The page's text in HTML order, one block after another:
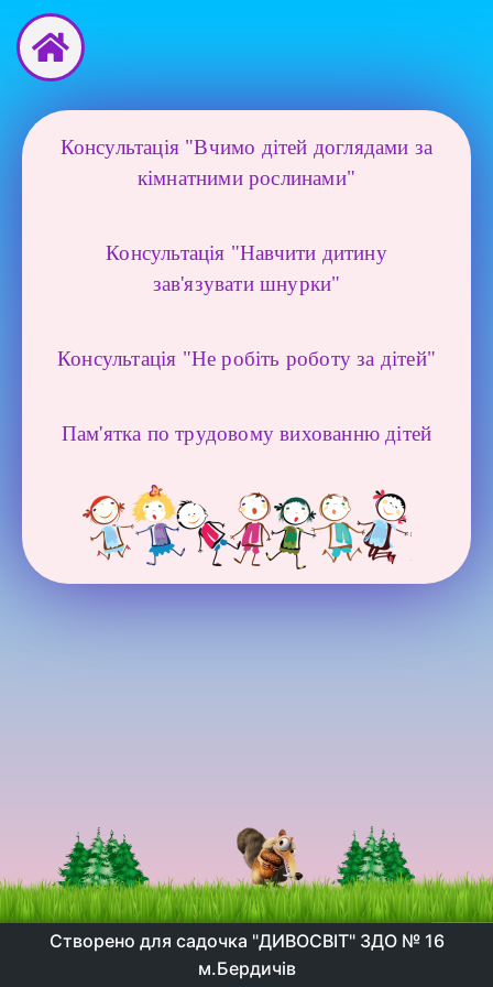
Перейти
до
вмісту
Консультація "Вчимо дітей доглядами за
кімнатними рослинами"
Консультація "Навчити дитину
зав'язувати шнурки"
Консультація "Не робіть роботу за дітей"
Пам'ятка по трудовому вихованню дітей
Створено для садочка "ДИВОСВІТ" ЗДО № 16
м.Бердичів